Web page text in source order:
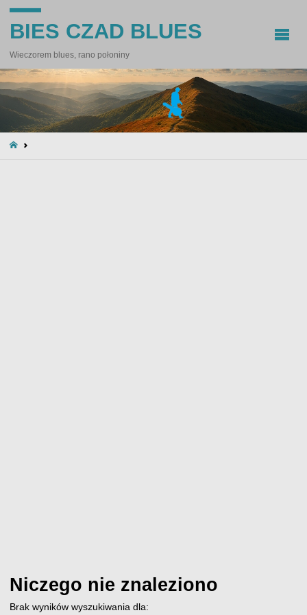
BIES CZAD BLUES
Wieczorem blues, rano połoniny
STRONA
Niczego nie znaleziono
Brak wyników wyszukiwania dla: